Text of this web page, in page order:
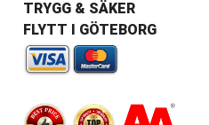
TRYGG & SÄKER
FLYTT I GÖTEBORG